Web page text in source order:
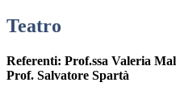
Teatro
Referenti: Prof.ssa Valeria
Prof. Salvatore Spartà